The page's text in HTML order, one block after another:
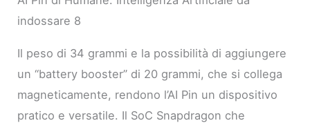
indossare 8
Il peso di 34 grammi e la possibilità di aggiungere
un “battery booster” di 20 grammi, che si collega
magneticamente, rendono l’AI Pin un dispositivo
pratico e versatile. Il SoC Snapdragon che